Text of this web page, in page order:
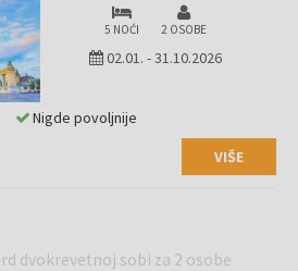
5 NOĆI 2 OSOBE
02.01. -31.10.2026
VIŠE
Nigde povoljnije
dvokrevetnoj sobi za 2 osobe